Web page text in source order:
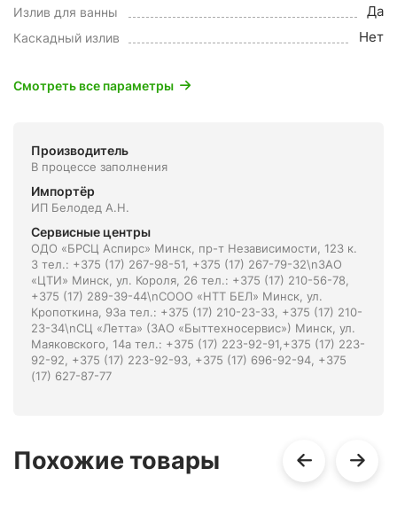
Излив для ванны Да
Каскадный излив Нет
Смотреть все параметры
Производитель
В процессе заполнения
Импортёр
ИП Белодед А.Н.
Сервисные центры
ОДО «БРСЦ Аспирс» Минск, пр-т Независимости, 123 к.
3 тел.: +375 (17) 267-98-51, +375 (17) 267-79-32\nЗАО
«ЦТИ» Минск, ул. Короля, 26 тел.: +375 (17) 210-56-78,
+375 (17) 289-39-44\nСООО «НТТ БЕЛ» Минск, ул.
Кропоткина, 93а тел.: +375 (17) 210-23-33, +375 (17) 210-
23-34\nСЦ «Летта» (ЗАО «Быттехносервис») Минск, ул.
Маяковского, 14а тел.: +375 (17) 223-92-91,+375 (17) 223-
92-92, +375 (17) 223-92-93, +375 (17) 696-92-94, +375
(17) 627-87-77
Похожие товары